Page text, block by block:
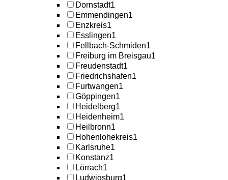
Dornstadt1
Emmendingen1
Enzkreis1
Esslingen1
Fellbach-Schmiden1
Freiburg im Breisgau1
Freudenstadt1
Friedrichshafen1
Furtwangen1
Göppingen1
Heidelberg1
Heidenheim1
Heilbronn1
Hohenlohekreis1
Karlsruhe1
Konstanz1
Lörrach1
Ludwigsburg1